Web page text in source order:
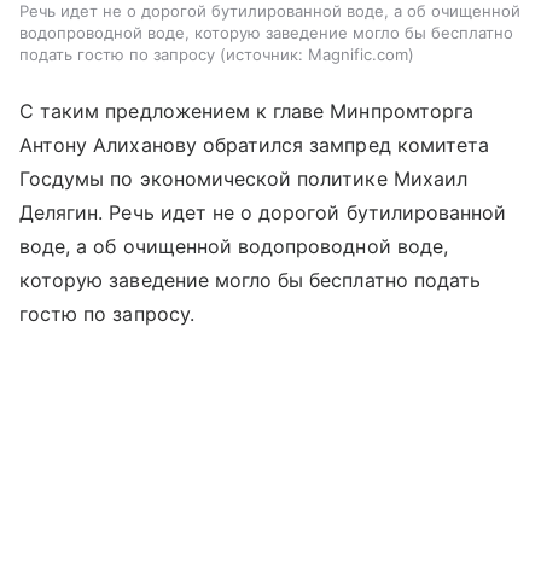
Речь идет не о дорогой бутилированной воде, а об очищенной
водопроводной воде, которую заведение могло бы бесплатно
подать гостю по запросу
источник: Magnific.com
С таким предложением к главе Минпромторга
Антону Алиханову обратился зампред комитета
Госдумы по экономической политике Михаил
Делягин. Речь идет не о дорогой бутилированной
воде, а об очищенной водопроводной воде,
которую заведение могло бы бесплатно подать
гостю по запросу.